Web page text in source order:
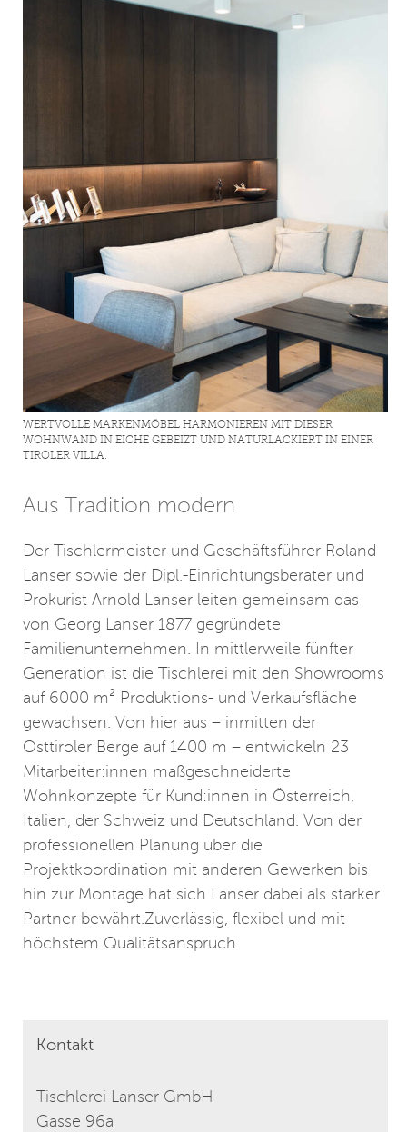
WERTVOLLE MARKENMÖBEL HARMONIEREN MIT DIESER
WOHNWAND IN EICHE GEBEIZT UND NATURLACKIERT IN EINER
TIROLER VILLA.
Aus Tradition modern
Der Tischlermeister und Geschäftsführer Roland
Lanser sowie der Dipl.-Einrichtungsberater und
Prokurist Arnold Lanser leiten gemeinsam das
von Georg Lanser 1877 gegründete
Familienunternehmen. In mittlerweile fünfter
Generation ist die Tischlerei mit den Showrooms
auf 6000 m² Produktions- und Verkaufsfläche
gewachsen. Von hier aus – inmitten der
Osttiroler Berge auf 1400 m – entwickeln 23
Mitarbeiter:innen maßgeschneiderte
Wohnkonzepte für Kund:innen in Österreich,
Italien, der Schweiz und Deutschland. Von der
professionellen Planung über die
Projektkoordination mit anderen Gewerken bis
hin zur Montage hat sich Lanser dabei als starker
Partner bewährt.Zuverlässig, flexibel und mit
höchstem Qualitätsanspruch.
Kontakt
Tischlerei Lanser GmbH
Gasse 96a